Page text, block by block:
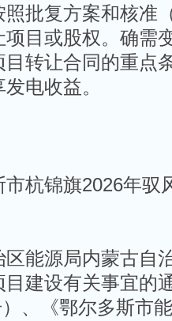
批复方案和核准
项目或股权。确需
转让合同的重点
电收益。
杭锦旗2026年驭
能源局内蒙古自
建设有关事宜的
、《鄂尔多斯市